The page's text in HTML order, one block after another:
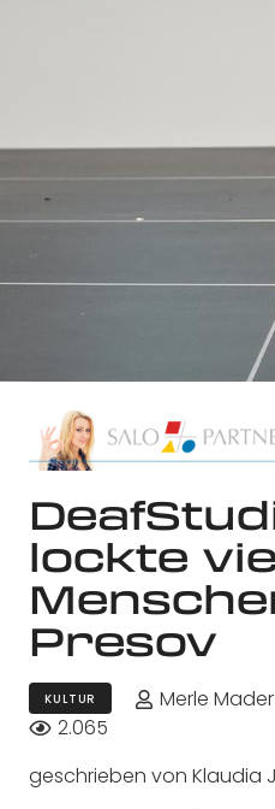
lockte
Presov
KULTUR Merle Mader
2.065
geschrieben von Klaudia